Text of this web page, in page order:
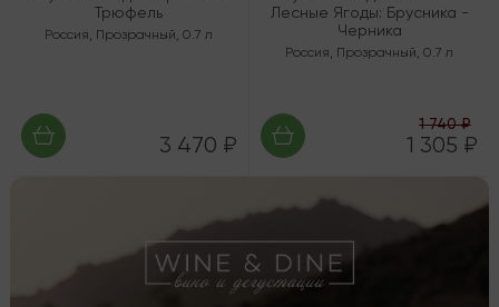
Трюфель
Россия, Прозрачный,0.7 л
3 470 ₽
Лесные Ягоды: Брусника -
Черника
Россия, Прозрачный, 0.7 л
1 740 ₽
1 305 ₽